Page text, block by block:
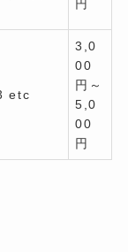
円
etc
3,0
00
円～
5,0
00
円